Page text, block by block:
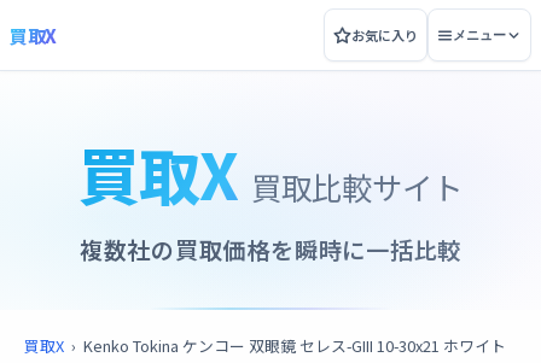
買取X お気に入り メニュー
買取X 買取比較サイト
複数社の買取価格を瞬時に一括比較
買取X › Kenko Tokina ケンコー 双眼鏡 セレス-GIII 10-30x21 ホワイト